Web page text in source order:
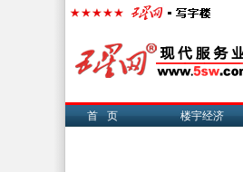
首页 楼宇经济